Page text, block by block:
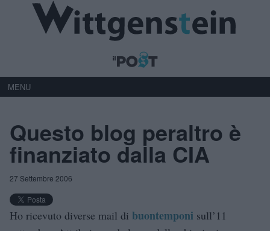
MENU
Questo blog peraltro è
finanziato dalla CIA
27 Settembre 2006
Ho ricevuto diverse mail di buontemponi sull’11